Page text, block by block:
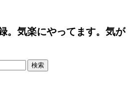
。気楽にやってます。気が